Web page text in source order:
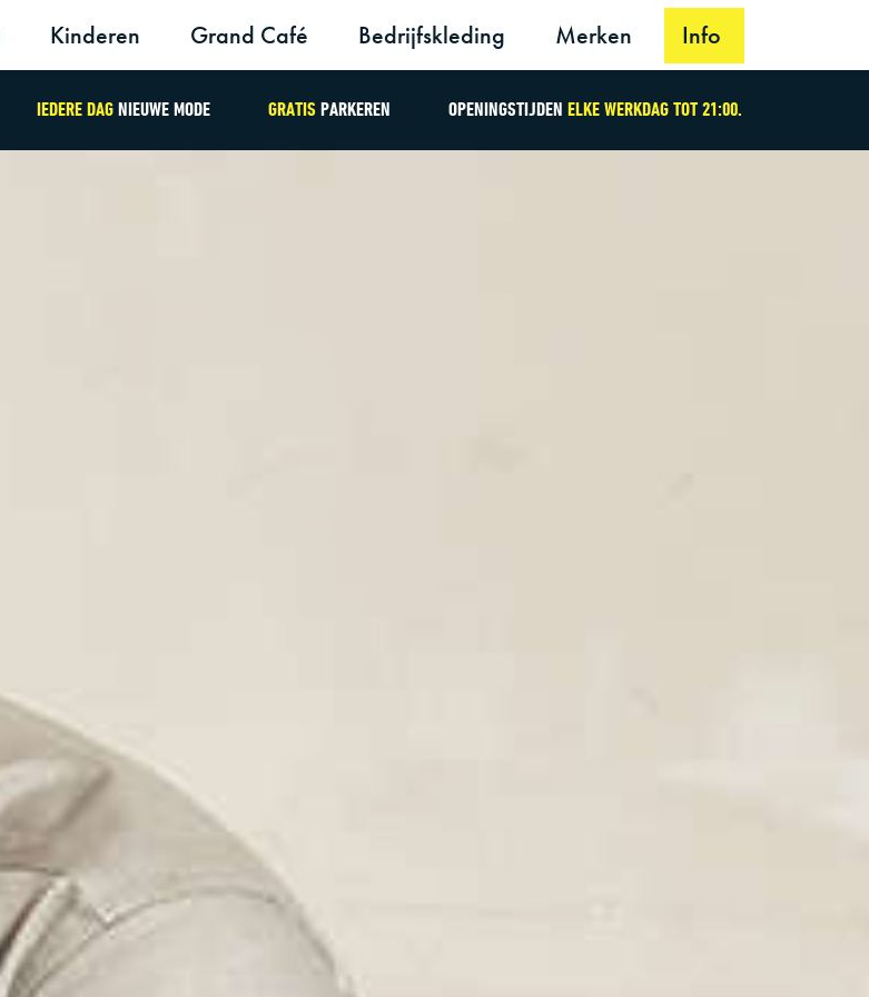
Kinderen Grand Café Bedrijfskleding Merken Info
IEDERE DAG NIEUWE MODE GRATIS PARKEREN OPENINGSTIJDEN ELKE WERKDAG TOT 21:00.